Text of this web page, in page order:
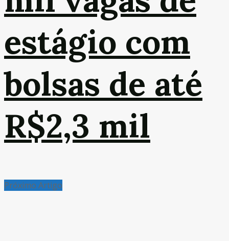
estágio com
bolsas de até
R$2,3 mil
Próximo Artigo